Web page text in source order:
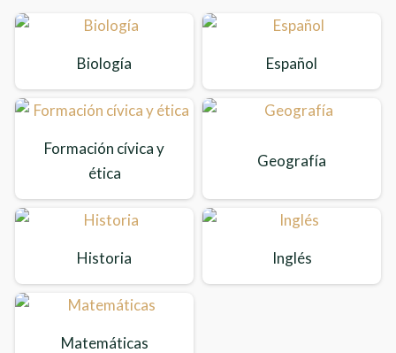
Biología Español
Formación cívica y
ética
Geografía
Historia Inglés
Matemáticas